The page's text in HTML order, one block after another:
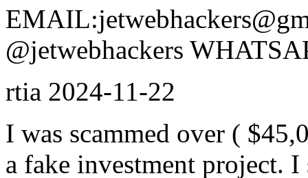
@jetwebhackers
rtia 2024-11-22
I was scammed over (
a fake investment project.